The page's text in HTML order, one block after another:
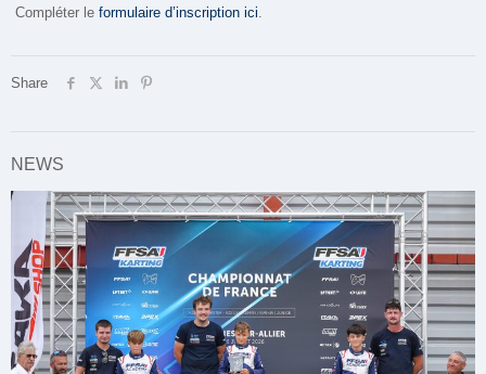
Compléter leformulaire d’inscription ici.
Share
NEWS